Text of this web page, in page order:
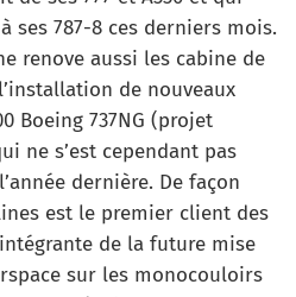
ses 787-8 ces derniers mois.
renove aussi les cabine de
de nouveaux
Boeing 737NG (projet
ne s’est cependant pas
dernière. De façon
est le premier client des
de la future mise
sur les monocouloirs